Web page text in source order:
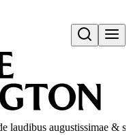
Open search
laudibus augustissimae &